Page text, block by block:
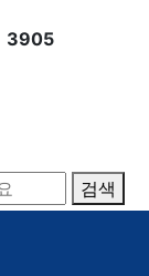
3905
검색